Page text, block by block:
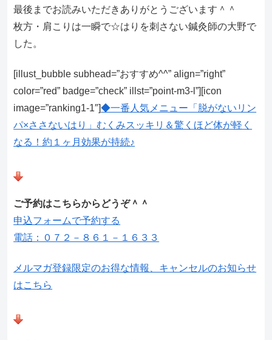
最後までお読みいただきありがとうございます＾＾
枚方・肩こりは一瞬で☆はりを刺さない鍼灸師の大野で
した。
[illust_bubble subhead=”おすすめ^^” align=”right”
color=”red” badge=”check” illst=”point-m3-l”][icon
image=”ranking1-1″]◆一番人気メニュー「脱がないリン
パ×ささないはり」むくみスッキリ＆驚くほど体が軽く
なる！約１ヶ月効果が持続♪
ご予約はこちらからどうぞ＾＾
申込フォームで予約する
電話：０７２－８６１－１６３３
メルマガ登録限定のお得な情報、キャンセルのお知らせ
はこちら